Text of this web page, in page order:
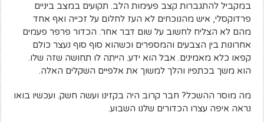
במקביל להתגברות קצב פעימות הלב. תקועים במצב ביניים
פרדוקסלי, איש מהנוכחים לא העז לחלום על זכייה ואף אחד
מהם לא הצליח לחשוב על שום דבר אחר. הכדור פרפר פעמים
אחרונות בין הצבעים והמספרים וכשהוא סוף סוף נעצר כולם
קפאו כלא מאמינים. אבל הוא ידע. הייתה לו תחושה שזה שלו.
הוא משך בכתפיו והלך למשוך את אלפיים השקלים האלה.
מה מוסר ההשכל? חבר קרוב היה בקזינו ועשה חשק. ועכשיו בואו
נראה איפה עצרו הכדורים שלנו השבוע.